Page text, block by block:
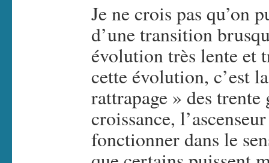
Je ne crois pas qu’on
d’une transition
évolution très lente et
cette évolution, c’est
rattrapage » des
croissance,
fonctionner dans le